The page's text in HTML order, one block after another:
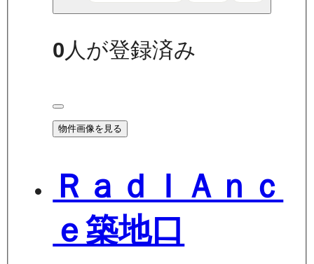
0人が登録済み
物件画像を見る
ＲａｄＩＡｎｃ
ｅ築地口